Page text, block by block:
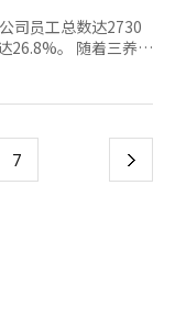
业应重新审视现有
能够切实反映组织
，时隔四年来首次
万人，5月为
37.431万人，下降
平。该比例在2021
关。自今年4月起，
全源于执法收紧，
司员工总数达2730
着三养食
来的生产岗位需求
1577人大幅增至
截至今年7月，加入
仅增加18万人，创
、沃尔玛等大型零
球市场份额不断攀
7 下